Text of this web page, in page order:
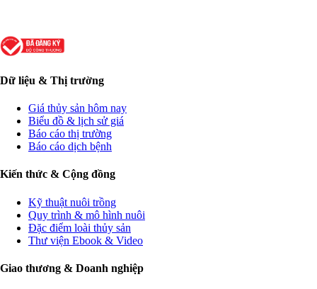
Dữ liệu & Thị trường
Giá thủy sản hôm nay
Biểu đồ & lịch sử giá
Báo cáo thị trường
Báo cáo dịch bệnh
Kiến thức & Cộng đồng
Kỹ thuật nuôi trồng
Quy trình & mô hình nuôi
Đặc điểm loài thủy sản
Thư viện Ebook & Video
Giao thương & Doanh nghiệp